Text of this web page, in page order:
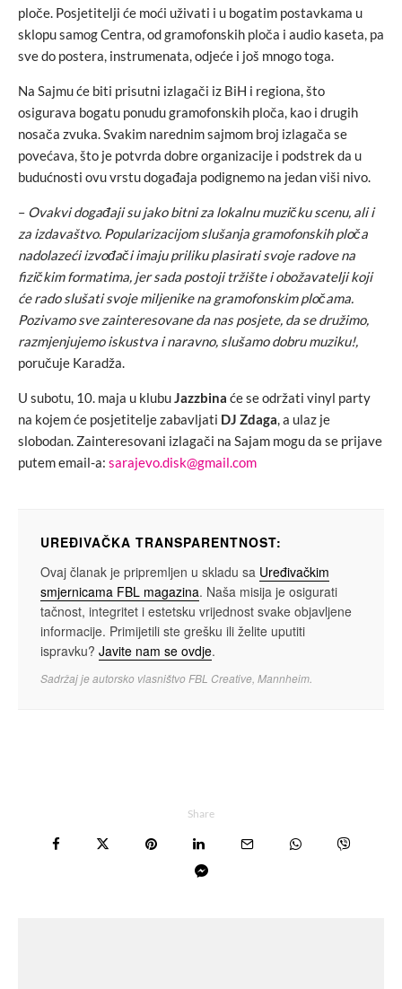
ploče. Posjetitelji će moći uživati i u bogatim postavkama u
sklopu samog Centra, od gramofonskih ploča i audio kaseta, pa
sve do postera, instrumenata, odjeće i još mnogo toga.
Na Sajmu će biti prisutni izlagači iz BiH i regiona, što
osigurava bogatu ponudu gramofonskih ploča, kao i drugih
nosača zvuka. Svakim narednim sajmom broj izlagača se
povećava, što je potvrda dobre organizacije i podstrek da u
budućnosti ovu vrstu događaja podignemo na jedan viši nivo.
– Ovakvi događaji su jako bitni za lokalnu muzičku scenu, ali i
za izdavaštvo. Popularizacijom slušanja gramofonskih ploča
nadolazeći izvođači imaju priliku plasirati svoje radove na
fizičkim formatima, jer sada postoji tržište i obožavatelji koji
će rado slušati svoje miljenike na gramofonskim pločama.
Pozivamo sve zainteresovane da nas posjete, da se družimo,
razmjenjujemo iskustva i naravno, slušamo dobru muziku!,
poručuje Karadža.
U subotu, 10. maja u klubuJazzbina će se održati vinyl party
na kojem će posjetitelje zabavljati DJ Zdaga, a ulaz je
slobodan. Zainteresovani izlagači na Sajam mogu da se prijave
putem email-a: sarajevo.disk@gmail.com
UREĐIVAČKA TRANSPARENTNOST:
Ovaj članak je pripremljen u skladu sa Uređivačkim
smjernicama FBL magazina. Naša misija je osigurati
tačnost, integritet i estetsku vrijednost svake objavljene
informacije. Primijetili ste grešku ili želite uputiti
ispravku? Javite nam se ovdje.
Sadržaj je autorsko vlasništvo FBL Creative, Mannheim.
Share